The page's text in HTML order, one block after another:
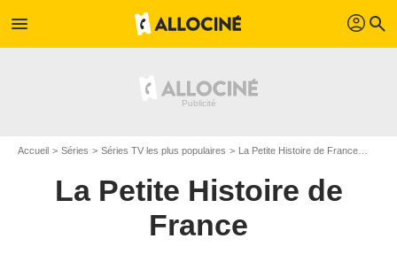
menu profil search
Accueil Séries Séries TV les plus populaires La Petite Histoire de France
La Petite Histoire de
France